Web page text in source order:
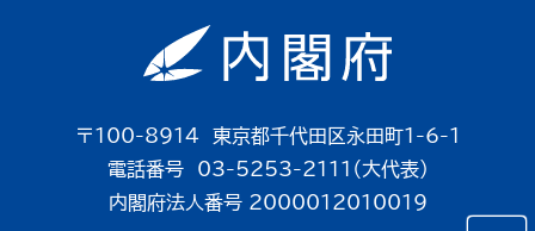
〒100-8914 東京都千代田区永田町1-6-1
電話番号 03-5253-2111（大代表）
内閣府法人番号 2000012010019